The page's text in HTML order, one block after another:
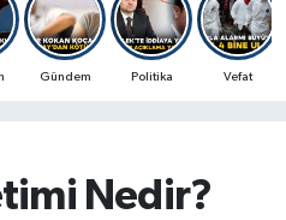
Gündem Politika Vefat
Nedir?